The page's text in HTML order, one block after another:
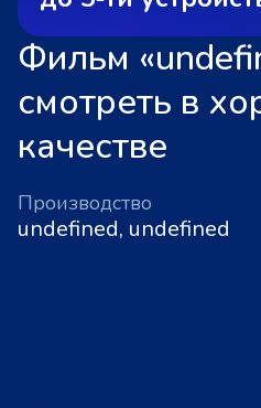
Фильм
смотреть в
качестве
Производство
undefined, undefined